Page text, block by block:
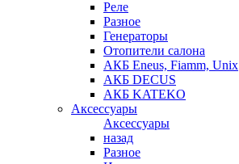
Реле
Разное
Генераторы
Отопители салона
АКБ Eneus, Fiamm, Unix
АКБ DECUS
АКБ KATEKO
Аксессуары
Аксессуары
назад
Разное